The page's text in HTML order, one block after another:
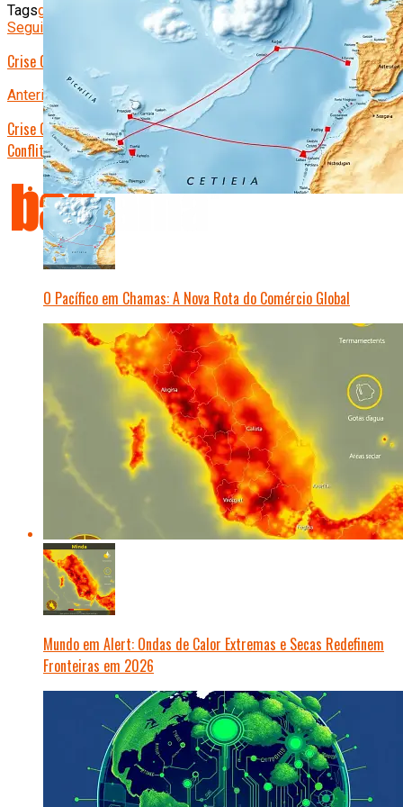
Tagsgeopolítica
Meio Ambiente
Seguinte
Crise Global: ONU Alerta para Colapso Climático Iminente
Anterior
Crise Global: Escassez de Alimentos Ameaça Bilhões em Meio a
Conflitos e Clima Extremo
O Pacífico em Chamas: A Nova Rota do Comércio Global
Mundo em Alert: Ondas de Calor Extremas e Secas Redefinem
Fronteiras em 2026